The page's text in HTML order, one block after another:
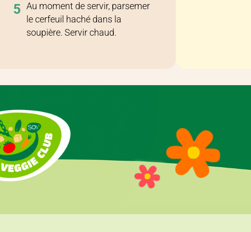
5
Au moment de servir, parsemer
le cerfeuil haché dans la
soupière. Servir chaud.